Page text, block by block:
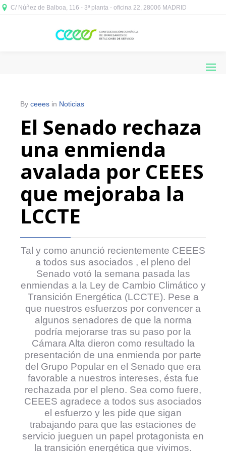
C/ Núñez de Balboa, 116 - 3ª planta - oficina 22, 28006 MADRID
By ceees in Noticias
El Senado rechaza
una enmienda
avalada por CEEES
que mejoraba la
LCCTE
Tal y como anunció recientemente CEEES
a todos sus asociados , el pleno del
Senado votó la semana pasada las
enmiendas a la Ley de Cambio Climático y
Transición Energética (LCCTE). Pese a
que nuestros esfuerzos por convencer a
algunos senadores de que la norma
podría mejorarse tras su paso por la
Cámara Alta dieron como resultado la
presentación de una enmienda por parte
del Grupo Popular en el Senado que era
favorable a nuestros intereses, ésta fue
rechazada por el pleno. Sea como fuere,
CEEES agradece a todos sus asociados
el esfuerzo y les pide que sigan
trabajando para que las estaciones de
servicio jueguen un papel protagonista en
la transición energética que vivimos.